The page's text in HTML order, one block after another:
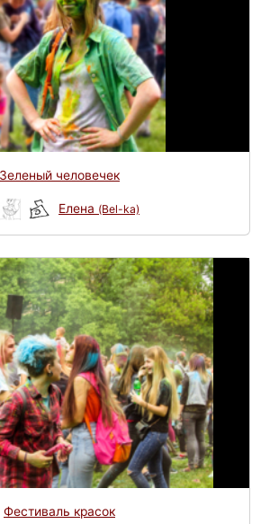
Зеленый человечек
Елена (Bel-ka)
Фестиваль красок